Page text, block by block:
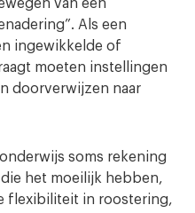
van een
Als een
ingewikkelde of
moeten instellingen
doorverwijzen naar
soms rekening
het moeilijk hebben,
flexibiliteit in roostering,